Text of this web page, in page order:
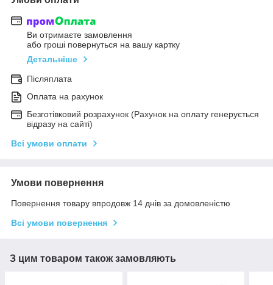
Ви отримаєте замовлення
або гроші повернуться на вашу картку
Детальніше
Післяплата
Оплата на рахунок
Безготівковий розрахунок (Рахунок на оплату генерується
відразу на сайті)
Всі умови оплати
Умови повернення
Повернення товару впродовж 14 днів за домовленістю
Всі умови повернення
З цим товаром також замовляють